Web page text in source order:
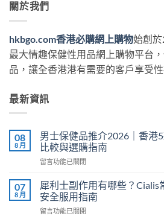
關於我們
hkbgo.com香港必購網上購物始創
最大情趣保健性用品網上購物平台
品，讓全香港港有需要的客戶享受性
最新資訊
08
8 月
男士保健品推介2026｜香港
比較與選購指南
在
士
保
健
品
留言功能已關閉
07
8 月
犀利士副作用有哪些？Cialis
安全服用指南
在
留言功能已關閉